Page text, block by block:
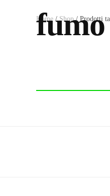
Home /Shop/ Prodotti